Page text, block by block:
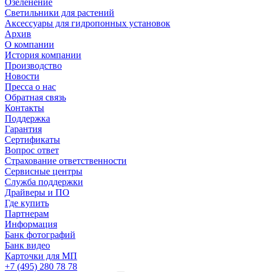
Озеленение
Светильники для растений
Аксессуары для гидропонных установок
Архив
О компании
История компании
Производство
Новости
Пресса о нас
Обратная связь
Контакты
Поддержка
Гарантия
Сертификаты
Вопрос ответ
Страхование ответственности
Сервисные центры
Служба поддержки
Драйверы и ПО
Где купить
Партнерам
Информация
Банк фотографий
Банк видео
Карточки для МП
+7 (495) 280 78 78